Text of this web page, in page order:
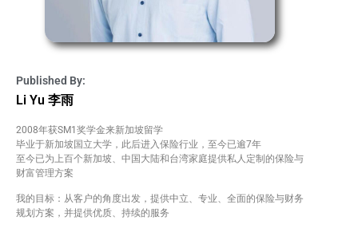
Published By:
Li Yu 李雨
2008年获SM1奖学金来新加坡留学
毕业于新加坡国立大学，此后进入保险行业，至今已逾7年
至今已为上百个新加坡、中国大陆和台湾家庭提供私人定制的保险与
财富管理方案
我的目标：从客户的角度出发，提供中立、专业、全面的保险与财务
规划方案，并提供优质、持续的服务